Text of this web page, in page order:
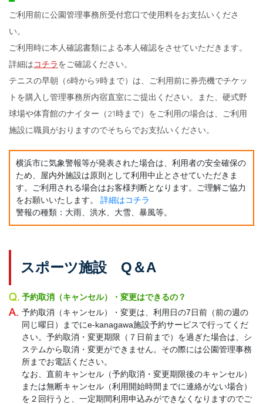
ご利用前に公園管理事務所受付窓口で使用料をお支払いくださ
い。
ご利用時に本人確認書類による本人確認をさせていただきます。
詳細はコチラをご確認ください。
テニスの早朝（6時から9時まで）は、ご利用前に券売機でチケッ
トを購入し管理事務所内宿直室にご提出ください。また、硬式野
球場や体育館のナイター（21時まで）をご利用の場合は、ご利用
施設に職員がおりますのでそちらでお支払いください。
横浜市に気象警報等が発表された場合は、利用者の安全確保の
ため、屋内外施設は原則として利用中止とさせていただきま
す。ご利用される場合はお客様判断となります。ご理解ご協力
をお願いいたします。 詳細はコチラ
警報の種類：大雨、洪水、大雪、暴風等。
スポーツ施設 Q＆A
予約取消（キャンセル）・変更はできるの？
予約取消（キャンセル）・変更は、利用日の7日前（前の週の
同じ曜日）までにe-kanagawa施設予約サービスで行ってくだ
さい。予約取消・変更期限（７日前まで）を過ぎた場合は、シ
ステムから取消・変更ができません。その際には公園管理事務
所までお電話ください。
なお、直前キャンセル（予約取消・変更期限後のキャンセル）
または無断キャンセル（利用開始時間までに連絡がない場合）
を２回行うと、一定期間利用申込みができなくなりますのでご